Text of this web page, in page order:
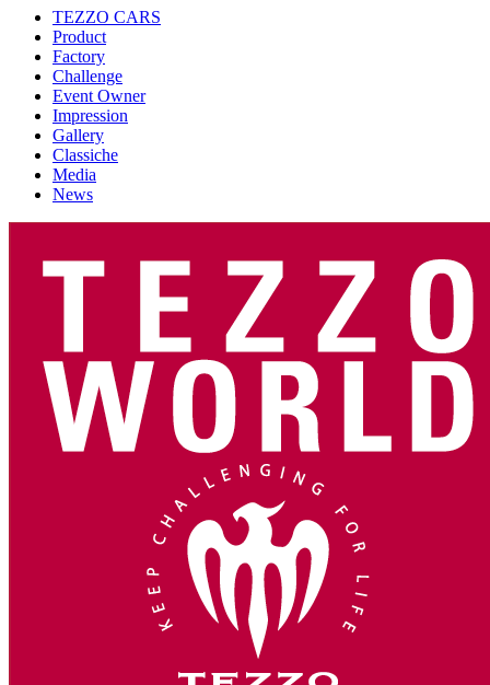
TEZZO CARS
Product
Factory
Challenge
Event Owner
Impression
Gallery
Classiche
Media
News